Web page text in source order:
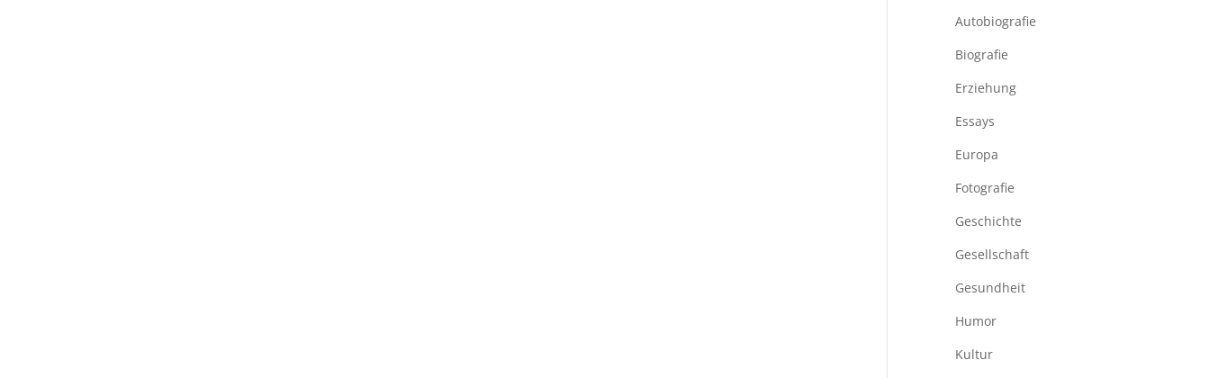
Autobiografie
Biografie
Erziehung
Essays
Europa
Fotografie
Geschichte
Gesellschaft
Gesundheit
Humor
Kultur